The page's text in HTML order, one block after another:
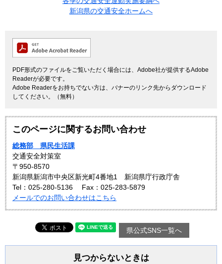
新潟県の交通安全ホームへ
PDF形式のファイルをご覧いただく場合には、Adobe社が提供するAdobe
Readerが必要です。
Adobe Readerをお持ちでない方は、バナーのリンク先からダウンロード
してください。（無料）
このページに関するお問い合わせ
総務部 県民生活課
交通安全対策室
〒950-8570
新潟県新潟市中央区新光町4番地1 新潟県庁行政庁舎
Tel：025-280-5136
Fax：025-283-5879
メールでのお問い合わせはこちら
県公式SNS一覧へ
見つからないときは